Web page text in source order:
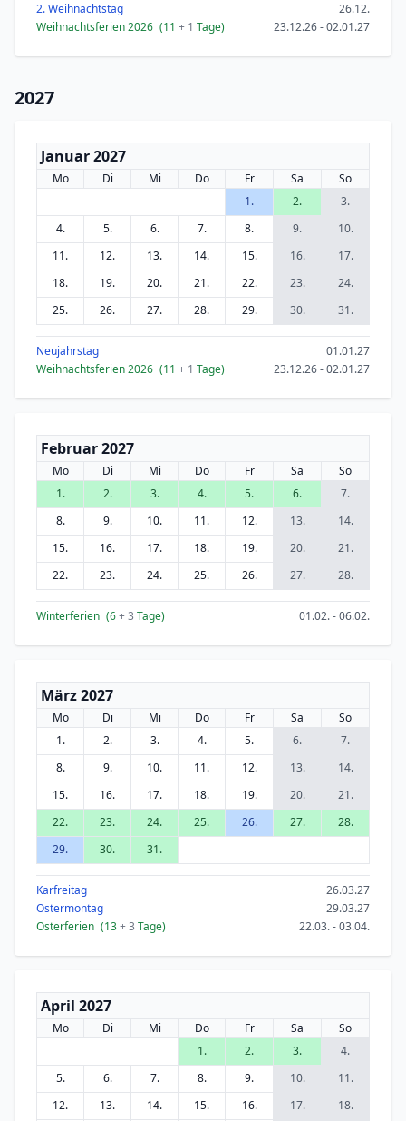
2. Weihnachtstag
26.12.
Weihnachtsferien 2026 (11 + 1 Tage) 23.12.26 - 02.01.27
2027
Januar 2027
Mo Di Mi Do Fr Sa
So
1.
2.
3.
4.
5. 6. 7. 8. 9.
10.
11.
12. 13. 14. 15. 16.
17.
18.
19. 20. 21. 22. 23.
24.
25.
26. 27. 28. 29. 30. 31.
Neujahrstag
01.01.27
Weihnachtsferien 2026 (11 + 1 Tage) 23.12.26 - 02.01.27
Februar 2027
Mo Di Mi Do Fr Sa
So
1.
2. 3. 4. 5. 6.
7.
8.
9. 10. 11. 12. 13.
14.
15.
16. 17. 18. 19. 20.
21.
22.
23. 24. 25. 26. 27. 28.
Winterferien (6+ 3 Tage) 01.02. - 06.02.
März 2027
Mo Di Mi Do Fr Sa
So
1.
2. 3. 4. 5. 6.
7.
8.
9. 10. 11. 12. 13.
14.
15.
16. 17. 18. 19. 20.
21.
22.
23. 24. 25. 26. 27.
28.
29.
30. 31.
Karfreitag
26.03.27
Ostermontag
29.03.27
Osterferien (13+ 3 Tage) 22.03. - 03.04.
April 2027
Mo Di Mi Do Fr Sa
So
1.
2. 3.
4.
5.
6. 7. 8. 9. 10.
11.
12.
13. 14. 15. 16. 17. 18.